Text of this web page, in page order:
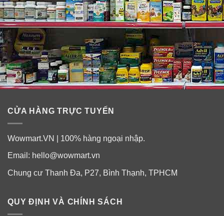
Cách nhuộm tóc với Revlon ColorSilk
Baeutiful Color #30 Dark Brown
Bước 1: Pha chế hỗn hợp nhuộm.
Đeo găng tay, hòa trộn hỗn hợp theo hướng dẫn sử
CỬA HÀNG TRỰC TUYẾN
Wowmart.VN | 100% hàng ngoại nhập.
Email: hello@wowmart.vn
Chung cư Thanh Đa, P27, Bình Thạnh, TPHCM
QUY ĐỊNH VÀ CHÍNH SÁCH